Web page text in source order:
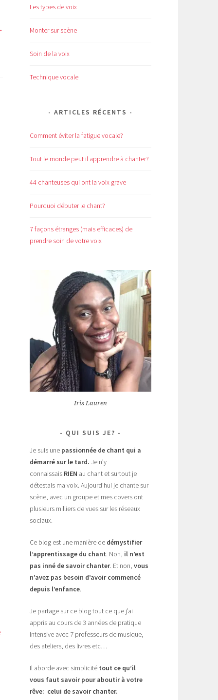
Les types de voix
Monter sur scène
Soin de la voix
Technique vocale
ARTICLES RÉCENTS
Comment éviter la fatigue vocale?
Tout le monde peut il apprendre à chanter?
44 chanteuses qui ont la voix grave
Pourquoi débuter le chant?
7 façons étranges (mais efficaces) de
prendre soin de votre voix
Iris Lauren
QUI SUIS JE?
Je suis une passionnée de chant qui a
démarré sur le tard. Je n’y
connaissais RIEN au chant et surtout je
détestais ma voix. Aujourd’hui je chante sur
scène, avec un groupe et mes covers ont
plusieurs milliers de vues sur les réseaux
sociaux.
Ce blog est une manière de démystifier
l’apprentissage du chant. Non, il n’est
pas inné de savoir chanter. Et non, vous
n’avez pas besoin d’avoir commencé
depuis l’enfance.
Je partage sur ce blog tout ce que j’ai
appris au cours de 3 années de pratique
intensive avec 7 professeurs de musique,
des ateliers, des livres etc…
Il aborde avec simplicité tout ce qu’il
vous faut savoir pour aboutir à votre
rêve: celui de savoir chanter.